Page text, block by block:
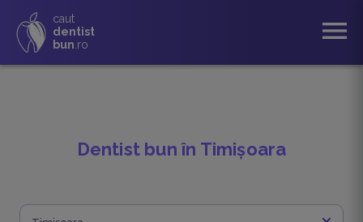
caut
dentist
bun .ro menu
Dentist bun în Timișoara